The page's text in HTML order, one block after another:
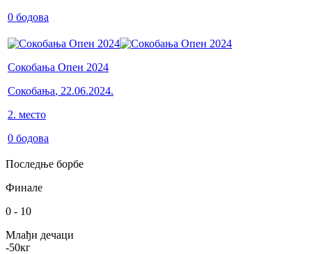
0 бодова
Сокобања Опен 2024
Сокобања, 22.06.2024.
2. место
0 бодова
Последње борбе
Финале
0 - 10
Млађи дечаци
-50кг